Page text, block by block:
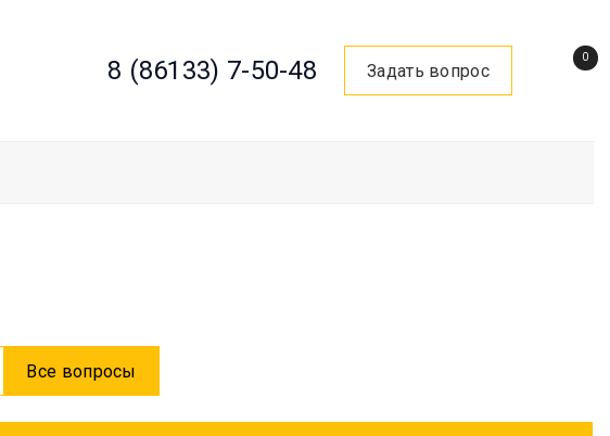
8 (86133) 7-50-48 Задать вопрос
0
Все вопросы